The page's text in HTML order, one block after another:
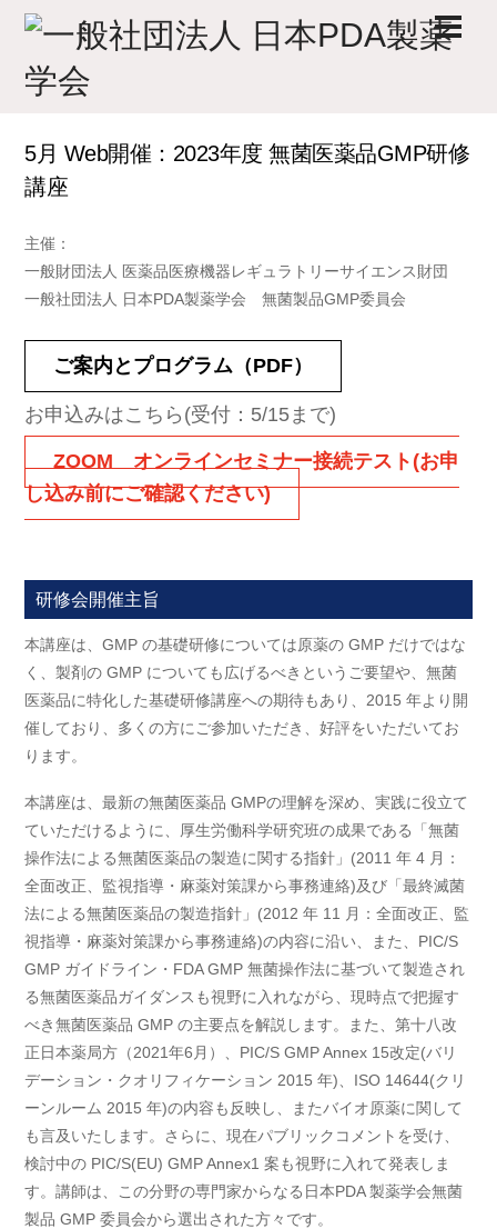
Skip
content
5月 Web開催：2023年度 無菌医薬品GMP研修
講座
主催：
一般財団法人 医薬品医療機器レギュラトリーサイエンス財団
一般社団法人 日本PDA製薬学会 無菌製品GMP委員会
ご案内とプログラム（PDF）
お申込みはこちら(受付：5/15まで)
ZOOM オンラインセミナー接続テスト(お申
し込み前にご確認ください)
研修会開催主旨
本講座は、GMP の基礎研修については原薬の GMP だけではな
く、製剤の GMP についても広げるべきというご要望や、無菌
医薬品に特化した基礎研修講座への期待もあり、2015 年より開
催しており、多くの方にご参加いただき、好評をいただいてお
ります。
本講座は、最新の無菌医薬品 GMPの理解を深め、実践に役立て
ていただけるように、厚生労働科学研究班の成果である「無菌
操作法による無菌医薬品の製造に関する指針」(2011 年 4 月：
全面改正、監視指導・麻薬対策課から事務連絡)及び「最終滅菌
法による無菌医薬品の製造指針」(2012 年 11 月：全面改正、監
視指導・麻薬対策課から事務連絡)の内容に沿い、また、PIC/S
GMP ガイドライン・FDA GMP 無菌操作法に基づいて製造され
る無菌医薬品ガイダンスも視野に入れながら、現時点で把握す
べき無菌医薬品 GMP の主要点を解説します。また、第十八改
正日本薬局方（2021年6月）、PIC/S GMP Annex 15改定(バリ
デーション・クオリフィケーション 2015 年)、ISO 14644(クリ
ーンルーム 2015 年)の内容も反映し、またバイオ原薬に関して
も言及いたします。さらに、現在パブリックコメントを受け、
検討中の PIC/S(EU) GMP Annex1 案も視野に入れて発表しま
す。講師は、この分野の専門家からなる日本PDA 製薬学会無菌
製品 GMP 委員会から選出された方々です。